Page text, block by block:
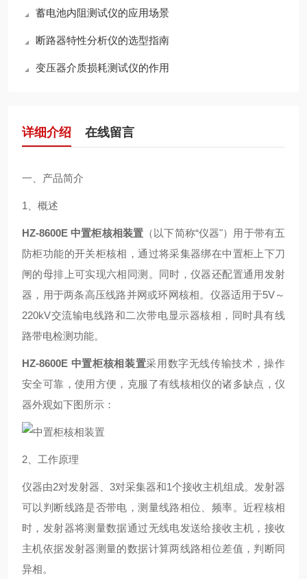
蓄电池内阻测试仪的应用场景
断路器特性分析仪的选型指南
变压器介质损耗测试仪的作用
详细介绍 在线留言
一、产品简介
1、概述
HZ-8600E中置柜核相装置 （以下简称“仪器"）用于带有五
防柜功能的开关柜核相，通过将采集器绑在中置柜上下刀
闸的母排上可实现六相同测。同时，仪器还配置通用发射
器，用于两条高压线路并网或环网核相。仪器适用于5V～
220kV交流输电线路和二次带电显示器核相，同时具有线
路带电检测功能。
HZ-8600E 中置柜核相装置采用数字无线传输技术，操作
安全可靠，使用方便，克服了有线核相仪的诸多缺点，仪
器外观如下图所示：
2、工作原理
仪器由2对发射器、3对采集器和1个接收主机组成。发射器
可以判断线路是否带电，测量线路相位、频率。近程核相
时，发射器将测量数据通过无线电发送给接收主机，接收
主机依据发射器测量的数据计算两线路相位差值，判断同
异相。